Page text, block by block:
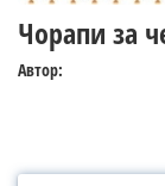
Чорапи за
Автор: